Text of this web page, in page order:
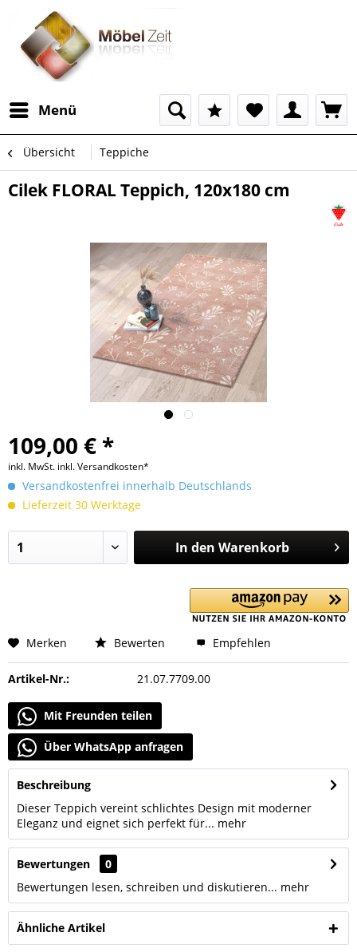
Menü
Übersicht Teppiche
Cilek FLORAL Teppich, 120x180 cm
109,00 € *
inkl. MwSt. inkl. Versandkosten*
Versandkostenfrei innerhalb Deutschlands
Lieferzeit 30 Werktage
In den Warenkorb
Merken Bewerten Empfehlen
Artikel-Nr.: 21.07.7709.00
Mit Freunden teilen
Über WhatsApp anfragen
Beschreibung
Dieser Teppich vereint schlichtes Design mit moderner
Eleganz und eignet sich perfekt für... mehr
Bewertungen
0
Bewertungen lesen, schreiben und diskutieren... mehr
Ähnliche Artikel